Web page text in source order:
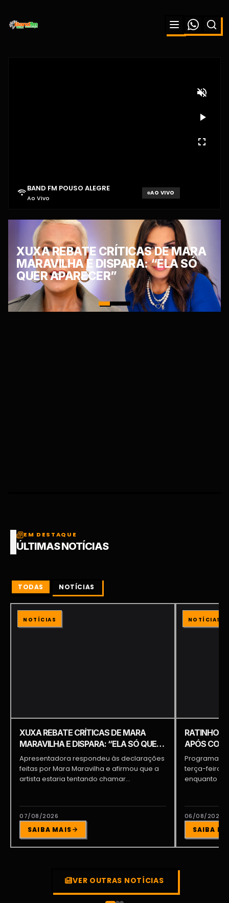
BAND FM POUSO ALEGRE
Ao Vivo
AO VIVO
QUER APARECER”
EM DESTAQUE
ÚLTIMAS NOTÍCIAS
TODAS NOTÍCIAS
NOTÍCIAS
XUXA REBATE CRÍTICAS DE MARA
MARAVILHA E DISPARA: “ELA SÓ QUER
APARECER”
Apresentadora respondeu às declarações
feitas por Mara Maravilha e afirmou que a
artista estaria tentando chamar...
07/08/2026
SAIBA MAIS
NOTÍCIAS
RATINHO É
APÓS
PIQUILO
Programa
terça-feira
enquanto a
06/08/2026
SAIBA
VER OUTRAS NOTÍCIAS